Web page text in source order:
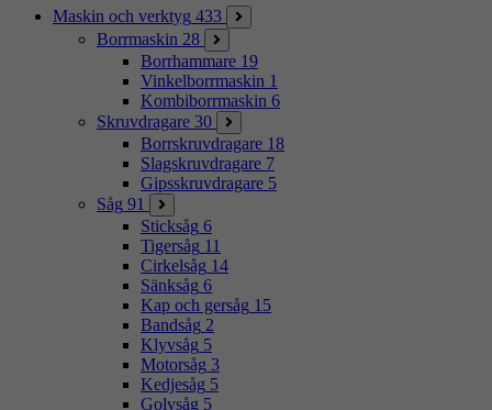
Maskin och verktyg 433
Borrmaskin 28
Borrhammare 19
Vinkelborrmaskin 1
Kombiborrmaskin 6
Skruvdragare 30
Borrskruvdragare 18
Slagskruvdragare 7
Gipsskruvdragare 5
Såg 91
Sticksåg 6
Tigersåg 11
Cirkelsåg 14
Sänksåg 6
Kap och gersåg 15
Bandsåg 2
Klyvsåg 5
Motorsåg 3
Kedjesåg 5
Golvsåg 5